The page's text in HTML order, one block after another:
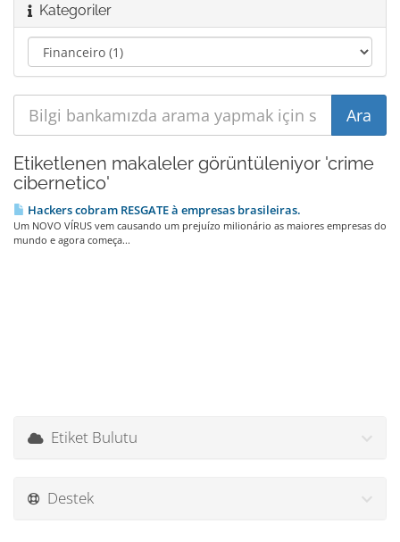
Kategoriler
Etiketlenen makaleler görüntüleniyor 'crime
cibernetico'
Hackers cobram RESGATE à empresas brasileiras.
Um NOVO VÍRUS vem causando um prejuízo milionário as maiores empresas do
mundo e agora começa...
Etiket Bulutu
Destek